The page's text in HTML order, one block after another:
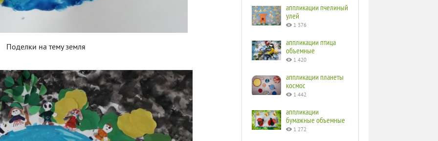
Поделки на тему земля
аппликации пчелиный
улей
1 376
аппликации птица
объемные
1 420
аппликации планеты
космос
1 442
аппликации
бумажные объемные
1 272